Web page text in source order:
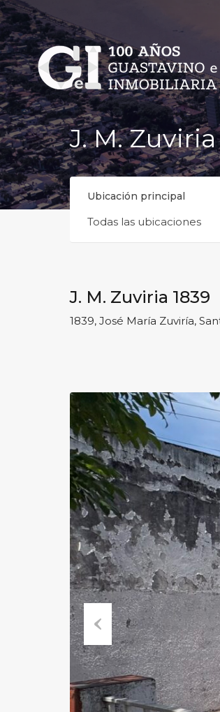
J. M. Zuviria
Ubicación principal
Todas las ubicaciones
J. M. Zuviria 1839
1839, José María Zuviría,
Previous